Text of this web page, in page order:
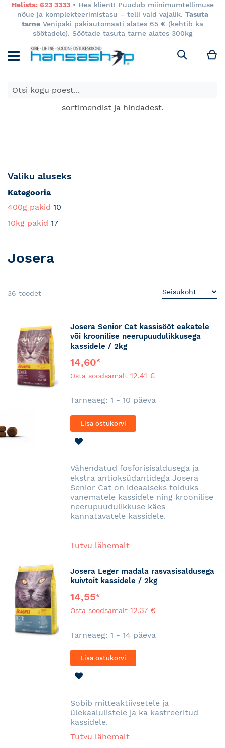
Helista: 623 3333• Hea klient! Puudub miinimumtellimuse
nõue ja komplekteerimistasu – telli vaid vajalik. Tasuta
tarne Venipaki pakiautomaati alates 65 € (kehtib ka
söötadele). Söötade tasuta tarne alates 300kg
Otsi
E-poes kuvatavad toodete hinnad kehtivad ainult e-
poes ja võivad erineda Keila ja Tartu poodide
sortimendist ja hindadest.
Valiku aluseks
Kategooria
400g pakid 10
10kg pakid 17
Josera
36 toodet
Josera Senior Cat kassisööt eakatele
või kroonilise neerupuudulikkusega
kassidele / 2kg
14,60€
Osta soodsamalt 12,41 €
Tarneaeg: 1 - 10 päeva
Lisa ostukorvi
Vähendatud fosforisisaldusega ja
ekstra antioksüdantidega Josera
Senior Cat on ideaalseks toiduks
vanematele kassidele ning kroonilise
neerupuudulikkuse käes
kannatavatele kassidele.
Tutvu lähemalt
Josera Leger madala rasvasisaldusega
kuivtoit kassidele / 2kg
14,55€
Osta soodsamalt 12,37 €
Tarneaeg: 1 - 14 päeva
Lisa ostukorvi
Sobib mitteaktiivsetele ja
ülekaalulistele ja ka kastreeritud
kassidele.
Tutvu lähemalt